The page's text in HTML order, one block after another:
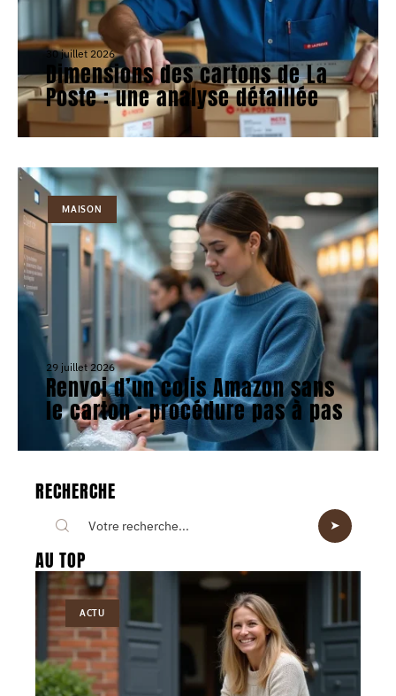
30 juillet 2026
Dimensions des cartons de La
Poste : une analyse détaillée
MAISON
29 juillet 2026
Renvoi d’un colis Amazon sans
le carton : procédure pas à pas
RECHERCHE
AU TOP
ACTU